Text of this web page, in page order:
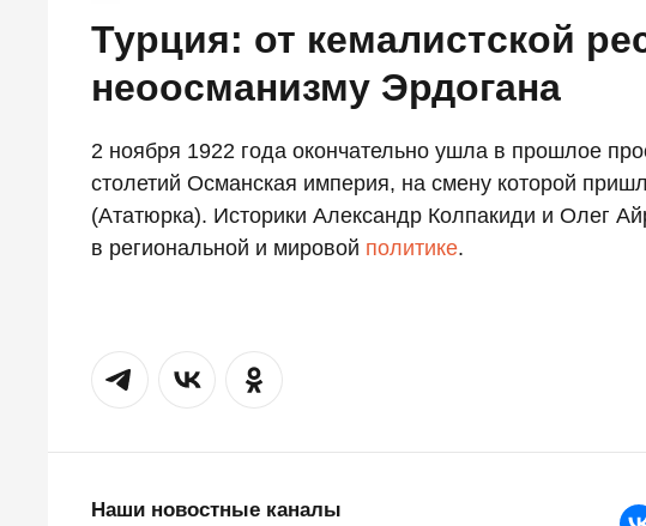
Турция: от кемалистской
неоосманизму Эрдогана
2 ноября 1922 года окончательно ушла в прошлое
столетий Османская империя, на смену которой
(Ататюрка). Историки Александр Колпакиди и Олег
в региональной и мировой политике.
Наши новостные каналы